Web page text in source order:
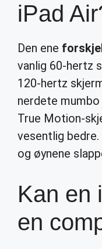
iPad
Den ene
vanlig 60-hertz
120-hertz
nerdete
True Motion-
vesentlig
og øynene
Kan en
en